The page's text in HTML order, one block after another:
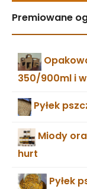
Premiowane
350/900ml i
Pyłek
Miody
hurt
Pyłek